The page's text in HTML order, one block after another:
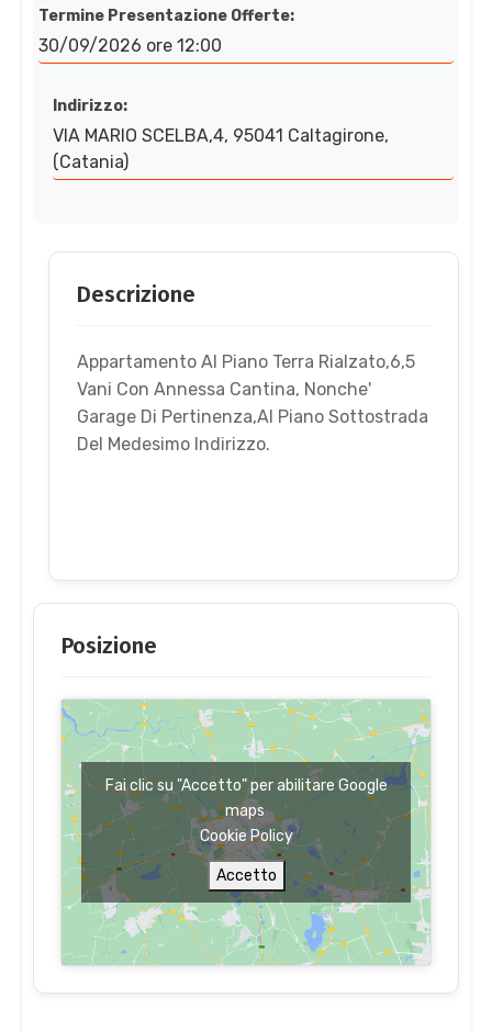
Termine Presentazione Offerte:
30/09/2026 ore 12:00
Indirizzo:
VIA MARIO SCELBA,4, 95041 Caltagirone,
(Catania)
Descrizione
Appartamento Al Piano Terra Rialzato,6,5
Vani Con Annessa Cantina, Nonche'
Garage Di Pertinenza,Al Piano Sottostrada
Del Medesimo Indirizzo.
Posizione
Fai clic su "Accetto" per abilitare Google
maps
Cookie Policy
Accetto